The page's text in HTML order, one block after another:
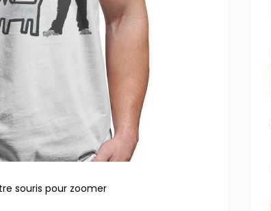
souris pour zoomer